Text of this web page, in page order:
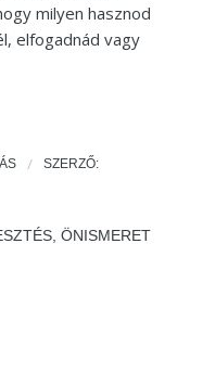
milyen hasznod
elfogadnád vagy
/
SZERZŐ:
, ÖNISMERET